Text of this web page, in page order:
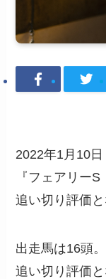
2022年1月10
『フェアリー
追い切り評価と
出走馬は16頭
追い切り評価と